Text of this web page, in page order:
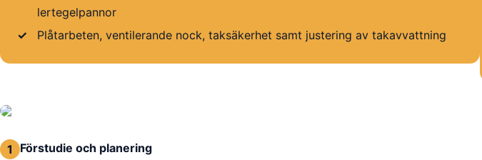
lertegelpannor
✓
Plåtarbeten, ventilerande nock, taksäkerhet samt justering av takavvattning
1
Förstudie och planering